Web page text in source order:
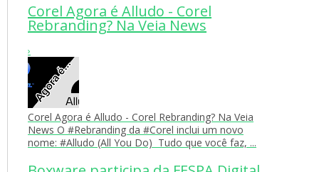
Corel Agora é Alludo - Corel
Rebranding? Na Veia News
›
Corel Agora é Alludo - Corel Rebranding? Na Veia
News O #Rebranding da #Corel inclui um novo
nome: #Alludo (All You Do) Tudo que você faz, ...